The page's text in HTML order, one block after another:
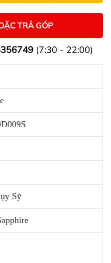
TRẢ GÓP
(7:30 - 22:00)
Sỹ